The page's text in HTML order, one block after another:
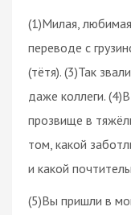
(1)Милая,
переводе с
(тётя). (3)Так
даже коллеги.
прозвище в
том, какой
и какой
(5)Вы пришли в